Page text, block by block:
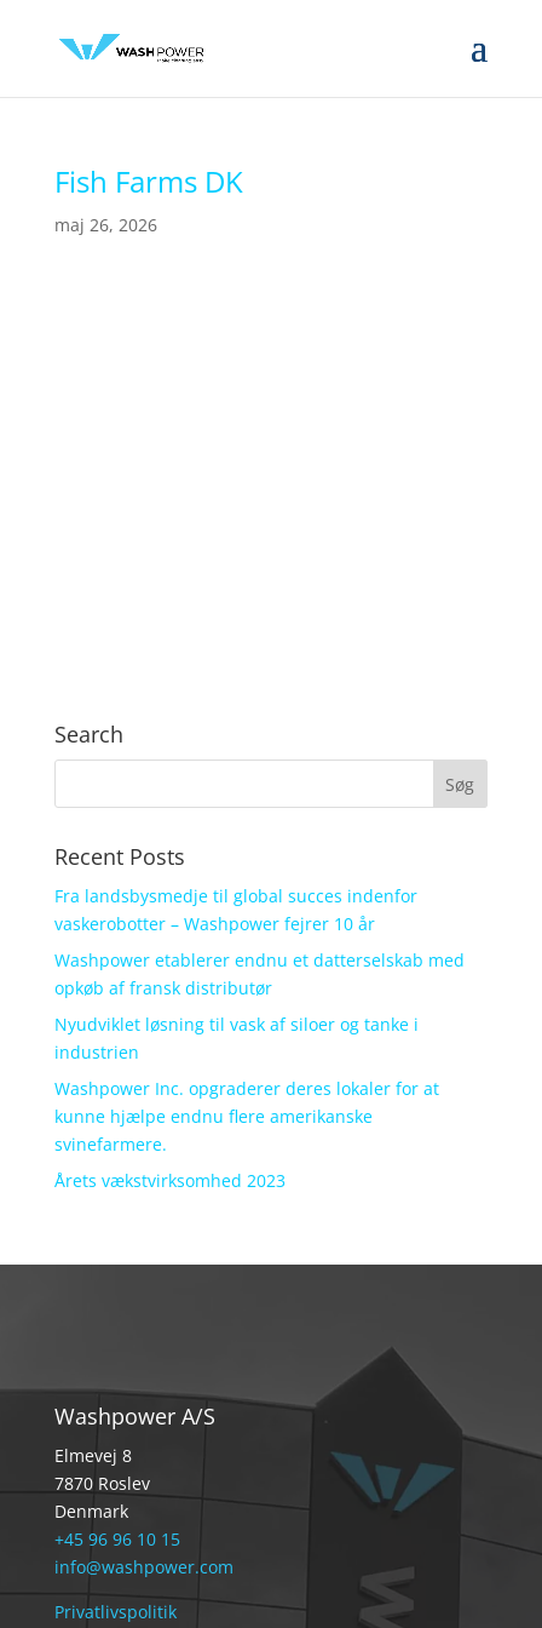
Fish Farms DK
maj 26, 2026
Search
Recent Posts
Fra landsbysmedje til global succes indenfor
vaskerobotter – Washpower fejrer 10 år
Washpower etablerer endnu et datterselskab med
opkøb af fransk distributør
Nyudviklet løsning til vask af siloer og tanke i
industrien
Washpower Inc. opgraderer deres lokaler for at
kunne hjælpe endnu flere amerikanske
svinefarmere.
Årets vækstvirksomhed 2023
Washpower A/S
Elmevej 8
7870 Roslev
Denmark
+45 96 96 10 15
info@washpower.com
Privatlivspolitik